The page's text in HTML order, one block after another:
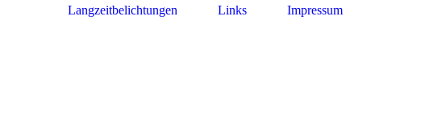
Langzeitbelichtungen Links Impressum